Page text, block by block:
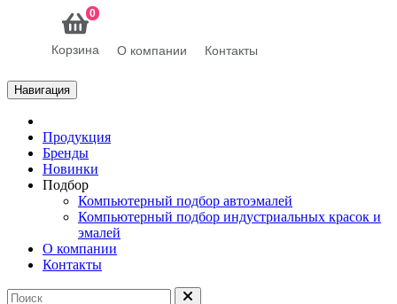
0
Корзина О компании Контакты
Навигация
Продукция
Бренды
Новинки
Подбор
Компьютерный подбор автоэмалей
Компьютерный подбор индустриальных красок и
эмалей
О компании
Контакты